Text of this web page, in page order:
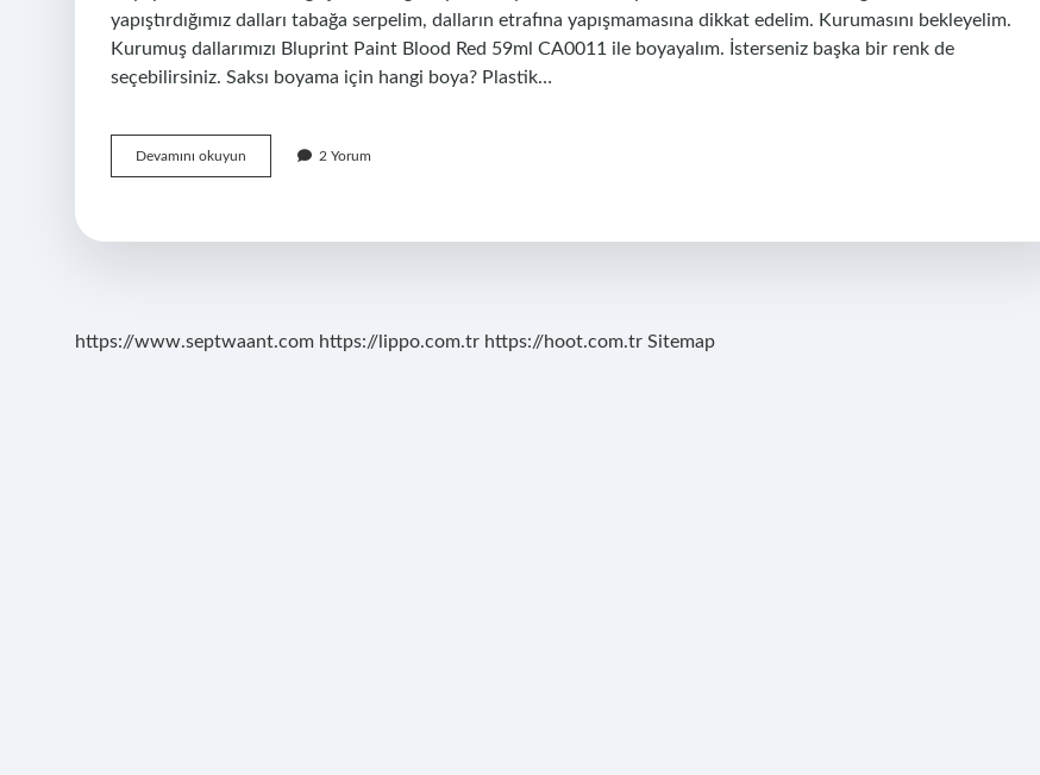
yapıştırdığımız dalları tabağa serpelim, dalların etrafına yapışmamasına dikkat edelim. Kurumasını bekleyelim.
Kurumuş dallarımızı Bluprint Paint Blood Red 59ml CA0011 ile boyayalım. İsterseniz başka bir renk de
seçebilirsiniz. Saksı boyama için hangi boya? Plastik…
Devamını okuyun
Çiçekler
Ile
2 Yorum
https://www.septwaant.com https://lippo.com.tr https://hoot.com.tr Sitemap